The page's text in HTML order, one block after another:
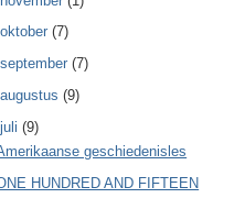
oktober(7)
september(7)
augustus(9)
juli(9)
geschiedenisles
HUNDRED AND FIFTEEN